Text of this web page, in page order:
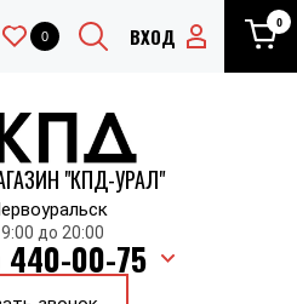
0 ВХОД
0
"КПД-УРАЛ"
до 20:00
00-75